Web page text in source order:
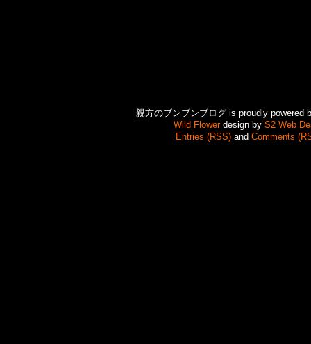
親方のブンブンブログ is proudly powered
Wild Flowerdesign by S2 Web
Entries (RSS)and Comments